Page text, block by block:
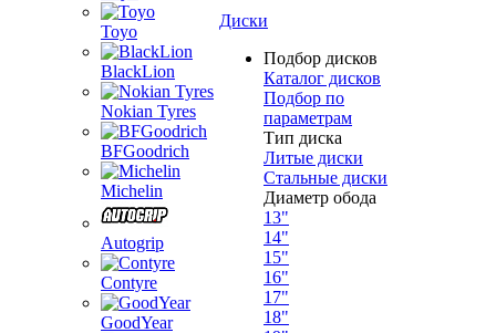
Toyo
BlackLion
Nokian Tyres
BFGoodrich
Michelin
Autogrip
Contyre
GoodYear
Диски
Подбор дисков
Каталог дисков
Подбор по
параметрам
Тип диска
Литые диски
Стальные диски
Диаметр обода
13"
14"
15"
16"
17"
18"